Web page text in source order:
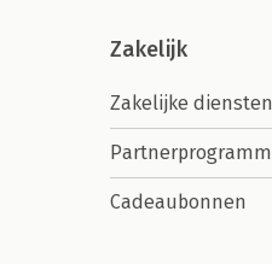
Zakelijk
Zakelijke diensten
Cadeaubonnen